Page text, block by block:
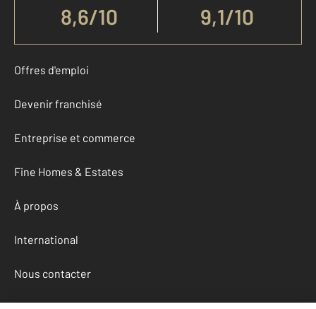
8,6/10 9,1/10
Offres d'emploi
Devenir franchisé
Entreprise et commerce
Fine Homes & Estates
À propos
International
Nous contacter